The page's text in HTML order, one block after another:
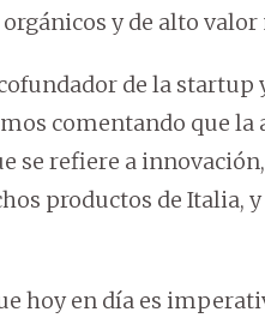
y de alto
de la startup
comentando que la
se refiere a
productos de Italia, y
hoy en día es